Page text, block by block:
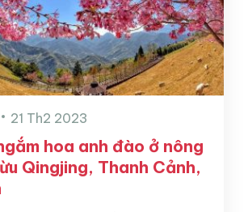
21 Th2 2023
hoa anh đào ở nông
Qingjing, Thanh Cảnh,